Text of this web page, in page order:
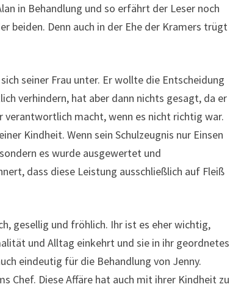
in Behandlung und so erfährt der Leser noch
beiden. Denn auch in der Ehe der Kramers trügt
seiner Frau unter. Er wollte die Entscheidung
verhindern, hat aber dann nichts gesagt, da er
verantwortlich macht, wenn es nicht richtig war.
Kindheit. Wenn sein Schulzeugnis nur Einsen
es wurde ausgewertet und
dass diese Leistung ausschließlich auf Fleiß
gesellig und fröhlich. Ihr ist es eher wichtig,
und Alltag einkehrt und sie in ihr geordnetes
eindeutig für die Behandlung von Jenny.
Chef. Diese Affäre hat auch mit ihrer Kindheit zu